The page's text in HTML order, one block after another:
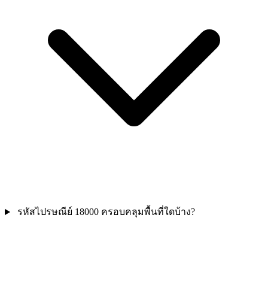
รหัสไปรษณีย์ 18000 ครอบคลุมพื้นที่ใดบ้าง?